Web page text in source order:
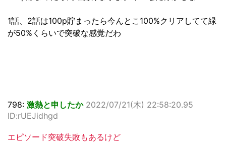
1話、2話は100p貯まったら今んとこ100%クリアしてて緑
が50%くらいで突破な感覚だわ
798: 激熱と申したか 2022/07/21(木) 22:58:20.95
ID:rUEJidhgd
エピソード突破失敗もあるけど